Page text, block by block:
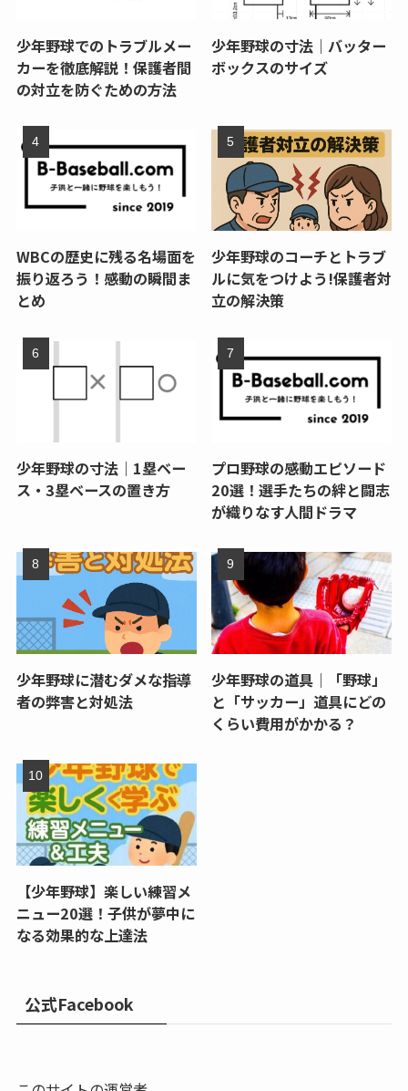
少年野球でのトラブルメー
カーを徹底解説！保護者間
の対立を防ぐための方法
少年野球の寸法｜バッター
ボックスのサイズ
WBCの歴史に残る名場面を
振り返ろう！感動の瞬間ま
とめ
少年野球のコーチとトラブ
ルに気をつけよう!保護者対
立の解決策
少年野球の寸法｜1塁ベー
ス・3塁ベースの置き方
プロ野球の感動エピソード
20選！選手たちの絆と闘志
が織りなす人間ドラマ
少年野球に潜むダメな指導
者の弊害と対処法
少年野球の道具｜「野球」
と「サッカー」道具にどの
くらい費用がかかる？
【少年野球】楽しい練習メ
ニュー20選！子供が夢中に
なる効果的な上達法
公式Facebook